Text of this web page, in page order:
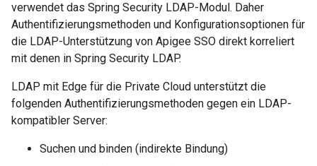
verwendet das Spring Security LDAP-Modul. Daher
Authentifizierungsmethoden und Konfigurationsoptionen für
die LDAP-Unterstützung von Apigee SSO direkt korreliert
mit denen in Spring Security LDAP.
LDAP mit Edge für die Private Cloud unterstützt die
folgenden Authentifizierungsmethoden gegen ein LDAP-
kompatibler Server:
Suchen und binden (indirekte Bindung)